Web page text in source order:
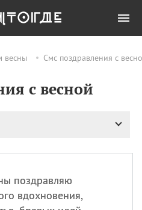
весны Смс поздравления с
с весной
поздравляю
вдохновения,
Все
Преображение
Бориса и Глеба, во
Романа и Давида
День ассирийских
мучеников